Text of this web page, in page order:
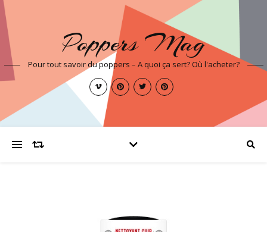
Poppers Mag
Pour tout savoir du poppers – A quoi ça sert? Où l'acheter?